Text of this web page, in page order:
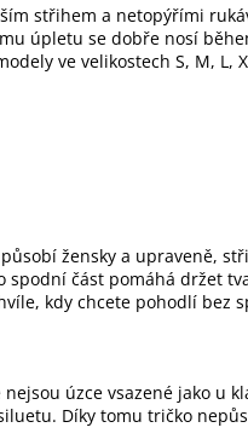
l
á
d
k
y
v
i
s
střihem a netopýřími
úpletu se dobře nosí
ve velikostech S, M, L,
žensky a upraveně,
část pomáhá držet
kdy chcete pohodlí bez
úzce vsazené jako u
Díky tomu tričko